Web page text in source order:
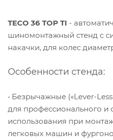
TECO 36 TOP TI -
шиномонтажный стенд с
накачки, для колес
Особенности стенда:
• Безрычажные («Lever-
для профессионального и
использования при
легковых машин и